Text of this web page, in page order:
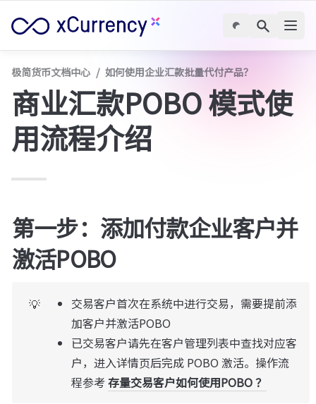
极简货币文档中心 / 如何使用企业汇款批量代付产品？
商业汇款POBO 模式使
用流程介绍
第一步：添加付款企业客户并
激活POBO
💡
交易客户首次在系统中进行交易，需要提前添
加客户并激活POBO
已交易客户请先在客户管理列表中查找对应客
户，进入详情页后完成 POBO 激活。操作流
程参考 存量交易客户如何使用POBO ？